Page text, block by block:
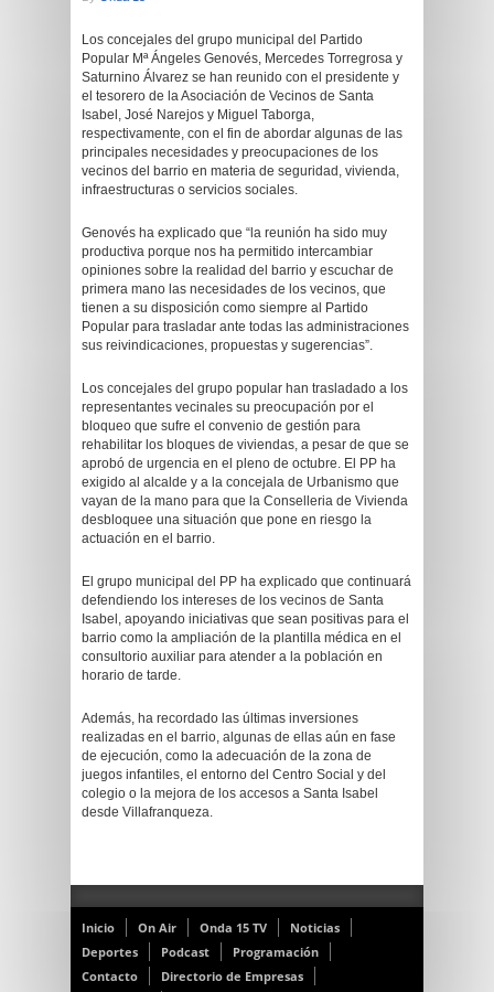
Los concejales del grupo municipal del Partido
Popular Mª Ángeles Genovés, Mercedes Torregrosa y
Saturnino Álvarez se han reunido con el presidente y
el tesorero de la Asociación de Vecinos de Santa
Isabel, José Narejos y Miguel Taborga,
respectivamente, con el fin de abordar algunas de las
principales necesidades y preocupaciones de los
vecinos del barrio en materia de seguridad, vivienda,
infraestructuras o servicios sociales.
Genovés ha explicado que “la reunión ha sido muy
productiva porque nos ha permitido intercambiar
opiniones sobre la realidad del barrio y escuchar de
primera mano las necesidades de los vecinos, que
tienen a su disposición como siempre al Partido
Popular para trasladar ante todas las administraciones
sus reivindicaciones, propuestas y sugerencias”.
Los concejales del grupo popular han trasladado a los
representantes vecinales su preocupación por el
bloqueo que sufre el convenio de gestión para
rehabilitar los bloques de viviendas, a pesar de que se
aprobó de urgencia en el pleno de octubre. El PP ha
exigido al alcalde y a la concejala de Urbanismo que
vayan de la mano para que la Conselleria de Vivienda
desbloquee una situación que pone en riesgo la
actuación en el barrio.
El grupo municipal del PP ha explicado que continuará
defendiendo los intereses de los vecinos de Santa
Isabel, apoyando iniciativas que sean positivas para el
barrio como la ampliación de la plantilla médica en el
consultorio auxiliar para atender a la población en
horario de tarde.
Además, ha recordado las últimas inversiones
realizadas en el barrio, algunas de ellas aún en fase
de ejecución, como la adecuación de la zona de
juegos infantiles, el entorno del Centro Social y del
colegio o la mejora de los accesos a Santa Isabel
desde Villafranqueza.
Inicio On Air Onda 15 TV
Noticias
Deportes
Podcast
Programación
Contacto
Directorio de Empresas